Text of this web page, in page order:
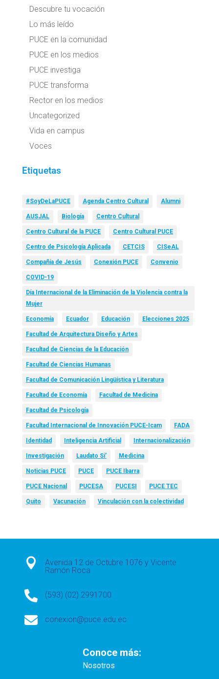
Descubre tu vocación
Lo más leído
PUCE en la comunidad
PUCE en los medios
PUCE investiga
PUCE transforma
Rector en los medios
Uncategorized
Vida en campus
Voces
Etiquetas
#SoyDeLaPUCE Agenda Centro Cultural Alumni
AUSJAL Biología Centro Cultural
Centro Cultural de la PUCE Centro Cultural PUCE
Centro de Psicología Aplicada CETCIS CISeAL
Compañía de Jesús Conexión PUCE Convenio
COVID-19
Día Internacional de la Eliminación de la Violencia contra la
Mujer
Economía Ecuador Educación Elecciones 2025
Facultad de Arquitectura Diseño y Artes
Facultad de Ciencias de la Educación
Facultad de Ciencias Humanas
Facultad de Comunicación Lingüística y Literatura
Facultad de Economía Facultad de Medicina
Facultad de Psicología
Facultad Internacional de Innovación PUCE-Icam FADA
Identidad Inteligencia Artificial Internacionalización
Investigación Laudato Si’ Medicina
Noticias PUCE PUCE PUCE Ibarra
PUCE Nacional PUCESA PUCESI PUCE TEC
Quito Vacunación Vinculación con la colectividad

Avenida 12 de Octubre 1076 y Vicente
Ramón Roca
 (593) (02) 2991700
 conexion@puce.edu.ec
Conoce más:
Nosotros